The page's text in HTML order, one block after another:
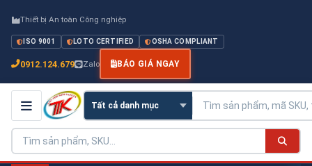
Thiết bị An toàn Công nghiệp
ISO 9001 LOTO CERTIFIED OSHA COMPLIANT
0912.124.679 Zalo BÁO GIÁ NGAY